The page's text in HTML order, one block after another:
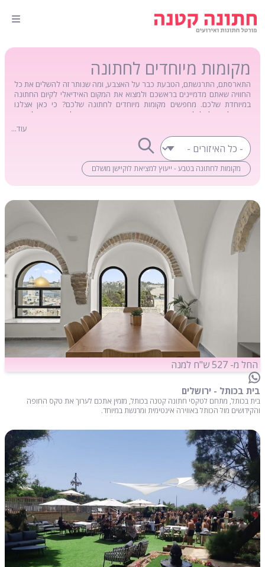
מקומות מיוחדים לחתונה
התארסתם, התרגשתם, הטבעת כבר על האצבע, ומה שנותר זה להשלים את כל
החוויה שאתם מדמיינים בראשכם ולמצוא את המקום האידיאלי לקיום החתונה
במיוחדת שלכם. מחפשים מקומות מיוחדים לחתונה שלכם? כי כאן אצלנו
בפורטל, תוכלו לגלות את המקומות המיוחדים ביותר והמומלצים ביותר, לאירוע
החתונה המיוחדת שלכם. בנוסף כשתחפשו מקומות מיוחדים לחתונה כאן, תוכלו
לברר ולבדוק גם לגבי המידע הקיים על המקומות הללו, לצפות במידע כללי,
ולגלו את הפתרונות שכל מקום מציע. האם קיים צוות הפקה לאירוע, מעצבת
אולם, קייטרינג ועוד מגוון רחב של הצעות ופתרונות. אנו מזמינים אתכם להיכנס
לכל אחד מהדפים המוצגים כאן באתר, התרשמו, ובחרו את המקום הטוב ביותר
והמועדף ביותר עבור חתונת החלומות המיוחדת שלכם.
עוד...
מקומות לחתונה בטבע - ייעוץ למציאת לוקיישן מושלם
החל מ- 527 ש"ח למנה
בית בכותל - ירושלים
בית בכותל, מתחם לטקסי חתונה קטנה בכותל, מזמין אתכם לערוך את טקס החופה
והקידושים מול הכותל באווירה אינטימית ומרגשת במיוחד.